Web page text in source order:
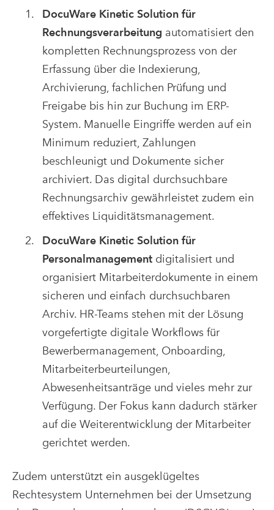
DocuWare Kinetic Solution für
Rechnungsverarbeitung automatisiert den
kompletten Rechnungsprozess von der
Erfassung über die Indexierung,
Archivierung, fachlichen Prüfung und
Freigabe bis hin zur Buchung im ERP-
System. Manuelle Eingriffe werden auf ein
Minimum reduziert, Zahlungen
beschleunigt und Dokumente sicher
archiviert. Das digital durchsuchbare
Rechnungsarchiv gewährleistet zudem ein
effektives Liquiditätsmanagement.
DocuWare Kinetic Solution für
Personalmanagementdigitalisiert und
organisiert Mitarbeiterdokumente in einem
sicheren und einfach durchsuchbaren
Archiv. HR-Teams stehen mit der Lösung
vorgefertigte digitale Workflows für
Bewerbermanagement, Onboarding,
Mitarbeiterbeurteilungen,
Abwesenheitsanträge und vieles mehr zur
Verfügung. Der Fokus kann dadurch stärker
auf die Weiterentwicklung der Mitarbeiter
gerichtet werden.
Zudem unterstützt ein ausgeklügeltes
Rechtesystem Unternehmen bei der Umsetzung